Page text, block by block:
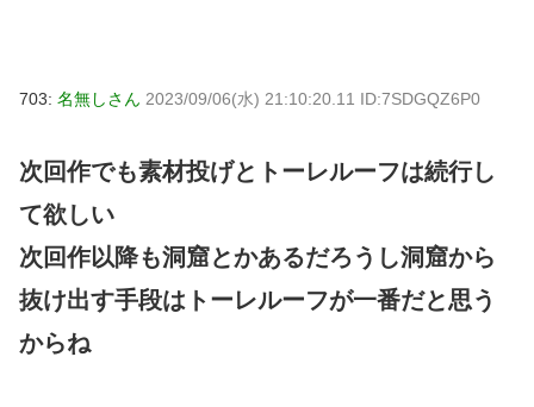
703: 名無しさん 2023/09/06(水) 21:10:20.11 ID:7SDGQZ6P0
次回作でも素材投げとトーレルーフは続行し
て欲しい
次回作以降も洞窟とかあるだろうし洞窟から
抜け出す手段はトーレルーフが一番だと思う
からね